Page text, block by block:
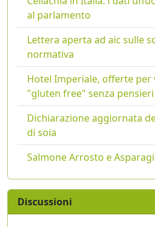
al parlamento
Lettera aperta ad aic sulle
normativa
Hotel Imperiale, offerte per
"gluten free" senza pensieri
Dichiarazione aggiornata
di soia
Salmone Arrosto e Asparagi
Discussioni